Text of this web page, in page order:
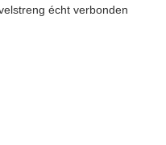
écht verbonden